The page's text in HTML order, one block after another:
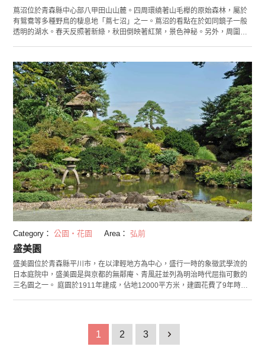
蔦沼位於青森縣中心部八甲田山山麓。四周環繞著山毛櫸的原始森林，屬於
有鴛鴦等多種野鳥的棲息地「蔦七沼」之一。蔦沼的看點在於如同鏡子一般
透明的湖水。春天反照著新綠，秋田倒映著紅葉，景色神秘。另外，周圍有
物溫泉治癒您的身心。
Category： 公園・花園 Area： 弘前
盛美園
盛美園位於青森縣平川市，在以津輕地方為中心，盛行一時的象徵武學流的
日本庭院中，盛美園是與京都的無鄰庵、青風莊並列為明治時代屈指可數的
三名園之一。 庭園於1911年建成，佔地12000平方米，建園花費了9年時
1 2 3 1